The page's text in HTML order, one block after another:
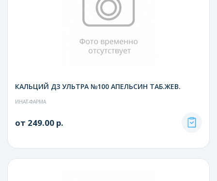
КАЛЬЦИЙ Д3 УЛЬТРА №100 АПЕЛЬСИН ТАБ.ЖЕВ.
ИНАТ-ФАРМА
от 249.00 р.